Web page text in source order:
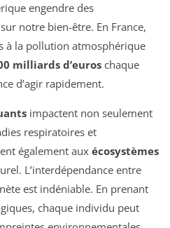
engendre des
notre bien-être. En France,
à la pollution atmosphérique
milliards d’euros chaque
d’agir rapidement.
impactent non seulement
respiratoires et
également aux écosystèmes
L’interdépendance entre
est indéniable. En prenant
chaque individu peut